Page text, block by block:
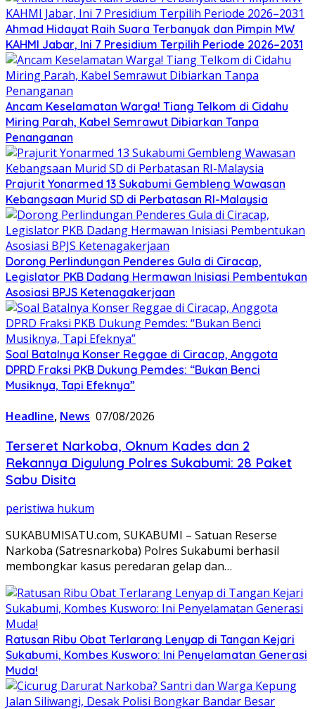
Ahmad Hidayat Raih Suara Terbanyak dan Pimpin MW
KAHMI Jabar, Ini 7 Presidium Terpilih Periode 2026–2031
Ancam Keselamatan Warga! Tiang Telkom di Cidahu
Miring Parah, Kabel Semrawut Dibiarkan Tanpa
Penanganan
Prajurit Yonarmed 13 Sukabumi Gembleng Wawasan
Kebangsaan Murid SD di Perbatasan RI-Malaysia
Dorong Perlindungan Penderes Gula di Ciracap,
Legislator PKB Dadang Hermawan Inisiasi Pembentukan
Asosiasi BPJS Ketenagakerjaan
Soal Batalnya Konser Reggae di Ciracap, Anggota
DPRD Fraksi PKB Dukung Pemdes: “Bukan Benci
Musiknya, Tapi Efeknya”
Headline, News 07/08/2026
Terseret Narkoba, Oknum Kades dan 2
Rekannya Digulung Polres Sukabumi: 28 Paket
Sabu Disita
peristiwa hukum
SUKABUMISATU.com, SUKABUMI – Satuan Reserse
Narkoba (Satresnarkoba) Polres Sukabumi berhasil
membongkar kasus peredaran gelap dan…
Ratusan Ribu Obat Terlarang Lenyap di Tangan Kejari
Sukabumi, Kombes Kusworo: Ini Penyelamatan Generasi
Muda!